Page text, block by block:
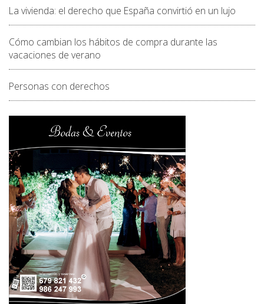
La vivienda: el derecho que España convirtió en un lujo
Cómo cambian los hábitos de compra durante las
vacaciones de verano
Personas con derechos